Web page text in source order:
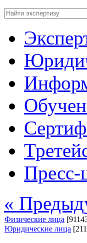
Пресс-
«
Физические лица
Юридические лица